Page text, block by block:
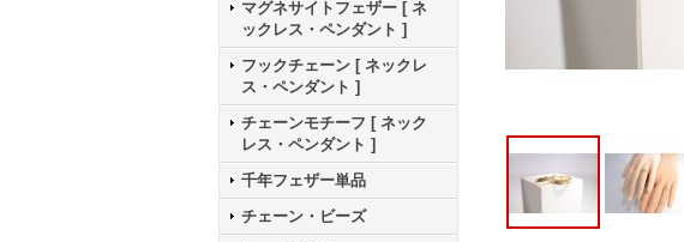
マグネサイトフェザー [ ネ
ックレス・ペンダント ]
フックチェーン [ ネックレ
ス・ペンダント ]
チェーンモチーフ [ ネック
レス・ペンダント ]
千年フェザー単品
チェーン・ビーズ